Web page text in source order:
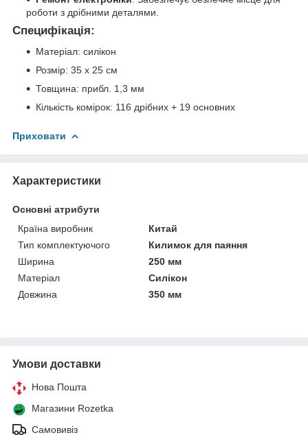
роботи з дрібними деталями.
Специфікація:
Матеріал: силікон
Розмір: 35 х 25 см
Товщина: прибл. 1,3 мм
Кількість комірок: 116 дрібних + 19 основних
Приховати
Характеристики
Основні атрибути
Країна виробник
Китай
Тип комплектуючого
Килимок для паяння
Ширина
250 мм
Матеріал
Силікон
Довжина
350 мм
Умови доставки
Нова Пошта
Магазини Rozetka
Самовивіз